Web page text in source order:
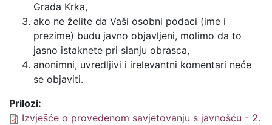
Grada Krka,
ako ne želite da Vaši osobni podaci (ime i
prezime) budu javno objavljeni, molimo da to
jasno istaknete pri slanju obrasca,
anonimni, uvredljivi i irelevantni komentari neće
se objaviti.
Prilozi:
Izvješće o provedenom savjetovanju s javnošću - 2.